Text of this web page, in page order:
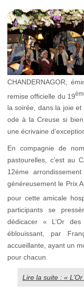
CHANDERNAGOR,
remise officielle du 19
la soirée, dans la joie et
ode à la Creuse si
une écrivaine
En compagnie de
pastourelles, c’est au
12éme
généreusement le Prix
pour cette amicale
participants se
dédicacer « L’Or
éblouissant, par
accueillante, ayant un
pour chacun.
Lire la suite : «